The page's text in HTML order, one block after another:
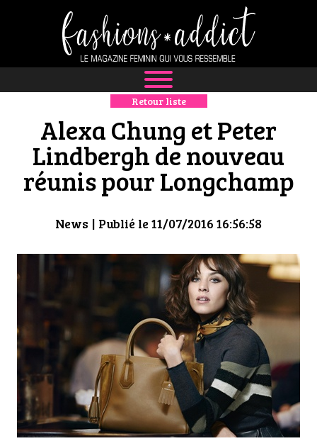
NEWS
MODE
LUXE
DÉFILÉS
BOUTIQUE
CULTURE
HIGH TECH
MAISON
AUTO
LIEUX TENDANCES
Retour liste
Alexa Chung et Peter
Lindbergh de nouveau
réunis pour Longchamp
News | Publié le 11/07/2016 16:56:58